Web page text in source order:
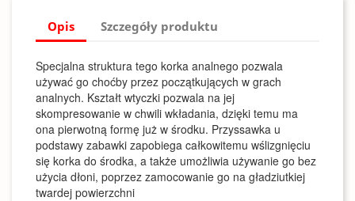
Opis Szczegóły produktu
Specjalna struktura tego korka analnego pozwala
używać go choćby przez początkujących w grach
analnych. Kształt wtyczki pozwala na jej
skompresowanie w chwili wkładania, dzięki temu ma
ona pierwotną formę już w środku. Przyssawka u
podstawy zabawki zapobiega całkowitemu wślizgnięciu
się korka do środka, a także umożliwia używanie go bez
użycia dłoni, poprzez zamocowanie go na gładziutkiej
twardej powierzchni